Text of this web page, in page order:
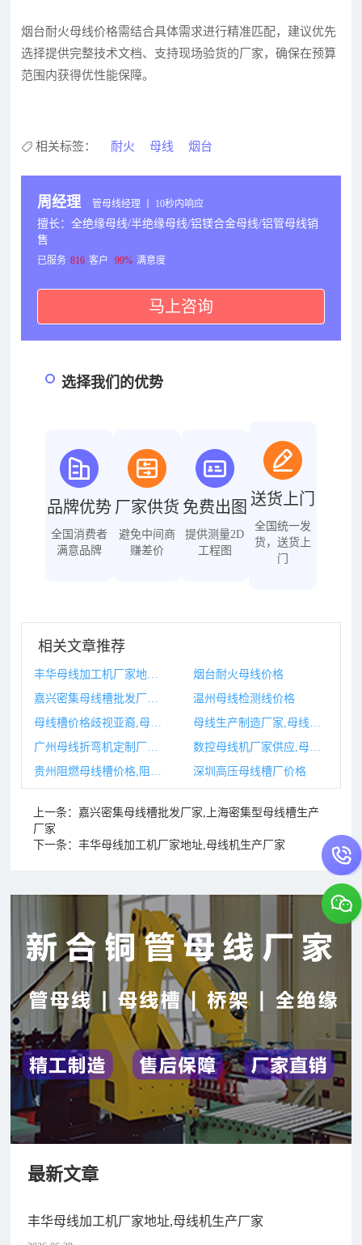
烟台耐火母线价格需结合具体需求进行精准匹配，建议优先
选择提供完整技术文档、支持现场验货的厂家，确保在预算
范围内获得优性能保障。
相关标签： 耐火 母线 烟台
周经理 管母线经理 丨 10秒内响应
擅长：全绝缘母线/半绝缘母线/铝镁合金母线/铝管母线销
售
已服务 816 客户 99% 满意度
马上咨询
选择我们的优势
品牌优势
全国消费者
满意品牌
厂家供货
避免中间商
赚差价
免费出图
提供测量2D
工程图
送货上门
全国统一发
货，送货上
门
相关文章推荐
烟台耐火母线价格
温州母线检测线价格
数控母线机厂家供应,母线机生产厂家
深圳高压母线槽厂价格
上一条： 嘉兴密集母线槽批发厂家,上海密集型母线槽生产
厂家
下一条：丰华母线加工机厂家地址,母线机生产厂家
最新文章
丰华母线加工机厂家地址,母线机生产厂家